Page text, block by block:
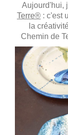
Aujourd'hui,
Terre® : c'est
la
Chemin de